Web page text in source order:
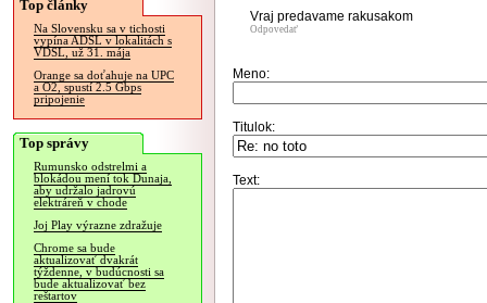
Top články
Na Slovensku sa v tichosti
vypína ADSL v lokalitách s
VDSL, už 31. mája
Orange sa doťahuje na UPC
a O2, spustí 2.5 Gbps
pripojenie
Top správy
Rumunsko odstrelmi a
blokádou mení tok Dunaja,
aby udržalo jadrovú
elektráreň v chode
Joj Play výrazne zdražuje
Chrome sa bude
aktualizovať dvakrát
týždenne, v budúcnosti sa
bude aktualizovať bez
reštartov
Vraj predavame rakusakom
Odpovedať
Meno:
Titulok:
Text: